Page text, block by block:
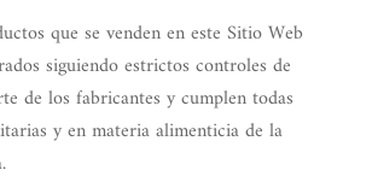
que se venden en este Sitio Web
siguiendo estrictos controles de
de los fabricantes y cumplen todas
y en materia alimenticia de la